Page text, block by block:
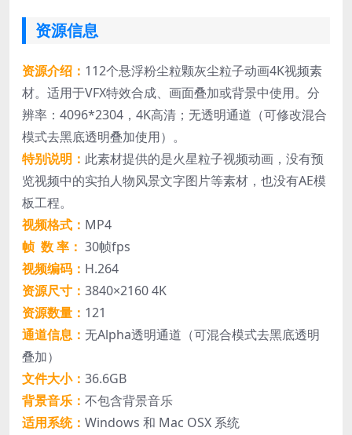
资源信息
资源介绍： 112个悬浮粉尘粒颗灰尘粒子动画4K视频素
材。适用于VFX特效合成、画面叠加或背景中使用。分
辨率：4096*2304，4K高清；无透明通道（可修改混合
模式去黑底透明叠加使用）。
特别说明： 此素材提供的是火星粒子视频动画，没有预
览视频中的实拍人物风景文字图片等素材，也没有AE模
板工程。
视频格式： MP4
帧 数 率： 30帧fps
视频编码： H.264
资源尺寸： 3840×2160 4K
资源数量： 121
通道信息： 无Alpha透明通道（可混合模式去黑底透明
叠加）
文件大小： 36.6GB
背景音乐： 不包含背景音乐
适用系统： Windows 和 Mac OSX 系统